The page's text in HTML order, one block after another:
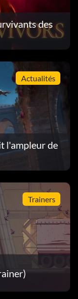
des
Actualités
l'ampleur de
Trainers